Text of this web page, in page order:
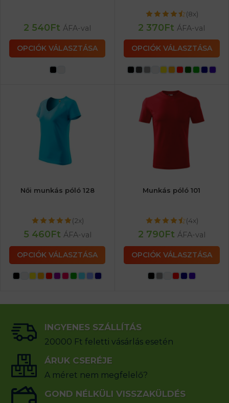
2 540Ft ÁFA-val
OPCIÓK VÁLASZTÁSA
(8x)
2 370Ft ÁFA-val
OPCIÓK VÁLASZTÁSA
Női munkás póló 128
(2x)
5 460Ft ÁFA-val
OPCIÓK VÁLASZTÁSA
Munkás póló 101
(4x)
2 790Ft ÁFA-val
OPCIÓK VÁLASZTÁSA
INGYENES SZÁLLÍTÁS
20000 Ft feletti vásárlás esetén
ÁRUK CSERÉJE
A méret nem megfelelő?
GOND NÉLKÜLI VISSZAKÜLDÉS